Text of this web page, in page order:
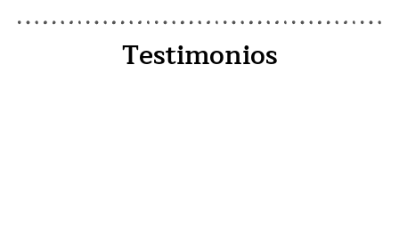
Testimonios